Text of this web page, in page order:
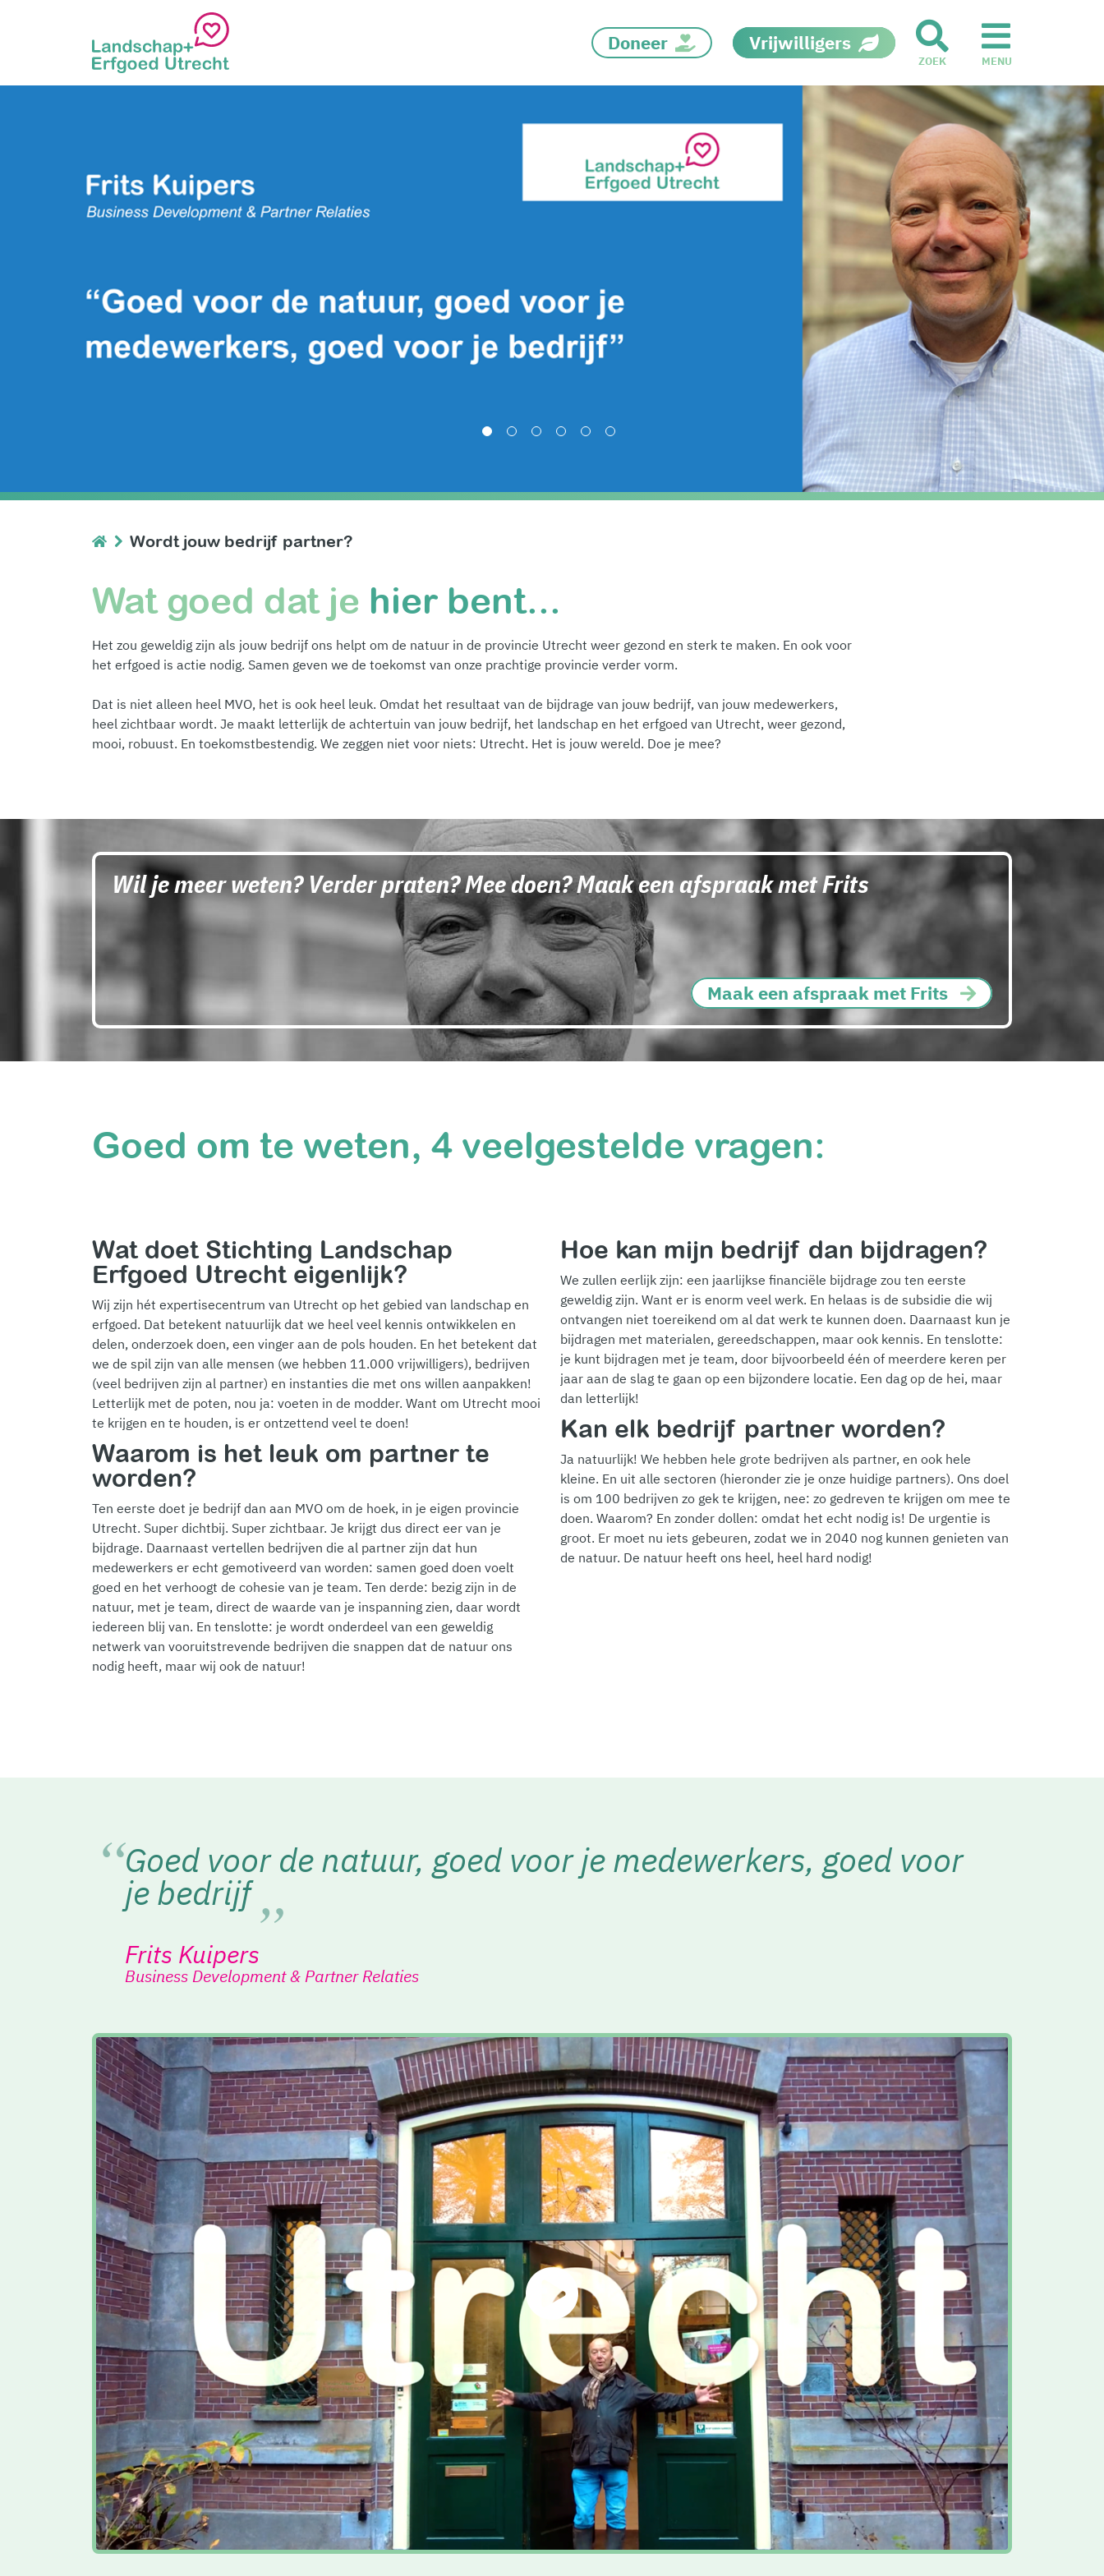
Doneer Vrijwilligers
ZOEK MENU
1 2 3 4 5 6
Wordt jouw bedrijf partner?
Wat goed dat je hier bent...
Het zou geweldig zijn als jouw bedrijf ons helpt om de natuur in de provincie Utrecht weer gezond en sterk te maken. En ook voor
het erfgoed is actie nodig. Samen geven we de toekomst van onze prachtige provincie verder vorm.
Dat is niet alleen heel MVO, het is ook heel leuk. Omdat het resultaat van de bijdrage van jouw bedrijf, van jouw medewerkers,
heel zichtbaar wordt. Je maakt letterlijk de achtertuin van jouw bedrijf, het landschap en het erfgoed van Utrecht, weer gezond,
mooi, robuust. En toekomstbestendig. We zeggen niet voor niets: Utrecht. Het is jouw wereld. Doe je mee?
Wil je meer weten? Verder praten? Mee doen? Maak een afspraak met Frits
Maak een afspraak met Frits
Goed om te weten, 4 veelgestelde vragen:
Wat doet Stichting Landschap
Erfgoed Utrecht eigenlijk?
Wij zijn hét expertisecentrum van Utrecht op het gebied van landschap en
erfgoed. Dat betekent natuurlijk dat we heel veel kennis ontwikkelen en
delen, onderzoek doen, een vinger aan de pols houden. En het betekent dat
we de spil zijn van alle mensen (we hebben 11.000 vrijwilligers), bedrijven
(veel bedrijven zijn al partner) en instanties die met ons willen aanpakken!
Letterlijk met de poten, nou ja: voeten in de modder. Want om Utrecht mooi
te krijgen en te houden, is er ontzettend veel te doen!
Waarom is het leuk om partner te
worden?
Ten eerste doet je bedrijf dan aan MVO om de hoek, in je eigen provincie
Utrecht. Super dichtbij. Super zichtbaar. Je krijgt dus direct eer van je
bijdrage. Daarnaast vertellen bedrijven die al partner zijn dat hun
medewerkers er echt gemotiveerd van worden: samen goed doen voelt
goed en het verhoogt de cohesie van je team. Ten derde: bezig zijn in de
natuur, met je team, direct de waarde van je inspanning zien, daar wordt
iedereen blij van. En tenslotte: je wordt onderdeel van een geweldig
netwerk van vooruitstrevende bedrijven die snappen dat de natuur ons
nodig heeft, maar wij ook de natuur!
Hoe kan mijn bedrijf dan bijdragen?
We zullen eerlijk zijn: een jaarlijkse financiële bijdrage zou ten eerste
geweldig zijn. Want er is enorm veel werk. En helaas is de subsidie die wij
ontvangen niet toereikend om al dat werk te kunnen doen. Daarnaast kun je
bijdragen met materialen, gereedschappen, maar ook kennis. En tenslotte:
je kunt bijdragen met je team, door bijvoorbeeld één of meerdere keren per
jaar aan de slag te gaan op een bijzondere locatie. Een dag op de hei, maar
dan letterlijk!
Kan elk bedrijf partner worden?
Ja natuurlijk! We hebben hele grote bedrijven als partner, en ook hele
kleine. En uit alle sectoren (hieronder zie je onze huidige partners). Ons doel
is om 100 bedrijven zo gek te krijgen, nee: zo gedreven te krijgen om mee te
doen. Waarom? En zonder dollen: omdat het echt nodig is! De urgentie is
groot. Er moet nu iets gebeuren, zodat we in 2040 nog kunnen genieten van
de natuur. De natuur heeft ons heel, heel hard nodig!
Goed voor de natuur, goed voor je medewerkers, goed voor
je bedrijf
Frits Kuipers
Business Development & Partner Relaties